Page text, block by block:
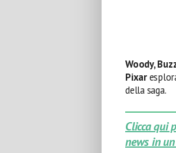
Woody,
Pixar
della saga.
Clicca qui
news in